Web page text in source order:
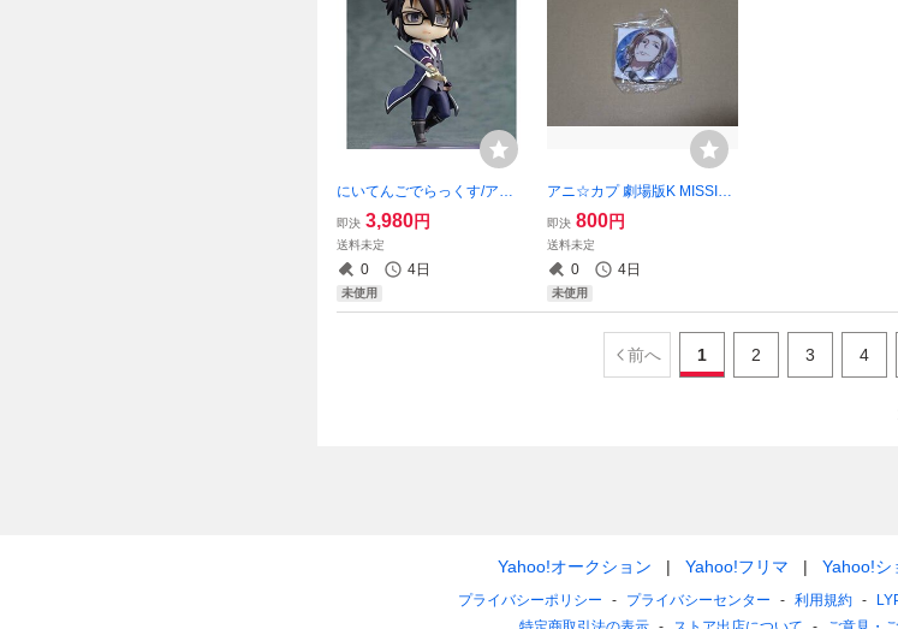
にいてんごでらっくす/アニ
メK/デフォルメフィギュア/伏
見猿比古
即決 3,980円
送料未定
0 4日
未使用
アニ☆カプ 劇場版K MISSIN
G KINGS 缶バッジ 缶バッチ
草薙出雲
即決 800円
送料未定
0 4日
未使用
前へ 1 2 3 4
Yahoo!オークション Yahoo!フリマ Yahoo!シ
プライバシーポリシー プライバシーセンター 利用規約